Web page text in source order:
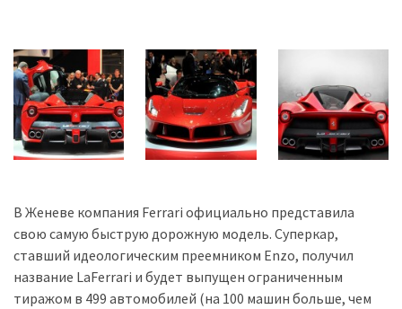
(3 678)
Тюнинг
спорт
(733)
Події
Автовласнику
В Женеве компания Ferrari официально представила
свою самую быструю дорожную модель. Суперкар,
ставший идеологическим преемником Enzo, получил
название LaFerrari и будет выпущен ограниченным
тиражом в 499 автомобилей (на 100 машин больше, чем